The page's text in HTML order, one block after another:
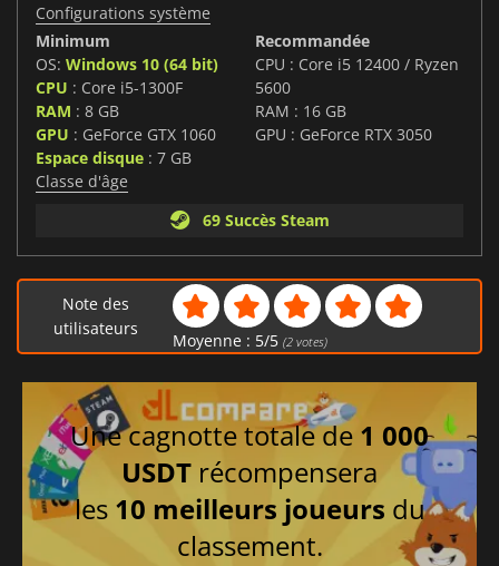
Configurations système
Minimum
OS: Windows 10 (64 bit)
CPU : Core i5-1300F
RAM : 8 GB
GPU : GeForce GTX 1060
Espace disque : 7 GB
Recommandée
CPU : Core i5 12400 / Ryzen
5600
RAM : 16 GB
GPU : GeForce RTX 3050
Classe d'âge
69 Succès Steam
Note des
utilisateurs
Moyenne : 5/5 (2votes)
Une cagnotte totale de 1 000
USDT récompensera
les 10 meilleurs joueurs du
classement.